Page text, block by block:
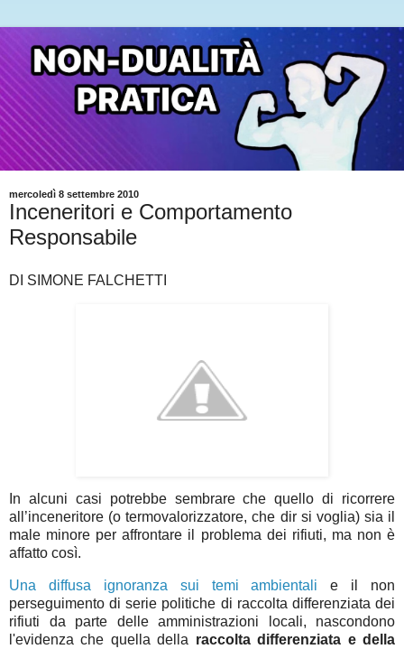
mercoledì 8 settembre 2010
Inceneritori e Comportamento
Responsabile
DI SIMONE FALCHETTI
In alcuni casi potrebbe sembrare che quello di ricorrere
all’inceneritore (o termovalorizzatore, che dir si voglia) sia il
male minore per affrontare il problema dei rifiuti, ma non è
affatto così.
Una diffusa ignoranza sui temi ambientali e il non
perseguimento di serie politiche di raccolta differenziata dei
rifiuti da parte delle amministrazioni locali, nascondono
l'evidenza che quella della raccolta differenziata e della